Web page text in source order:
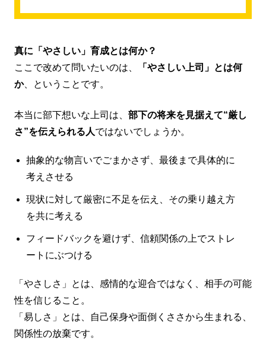
真に「やさしい」育成とは何か？
ここで改めて問いたいのは、
「やさしい上司」とは何
か、ということです。
本当に部下想いな上司は、 部下の将来を見据えて“厳し
さ”を伝えられる人ではないでしょうか。
抽象的な物言いでごまかさず、最後まで具体的に
考えさせる
現状に対して厳密に不足を伝え、その乗り越え方
を共に考える
フィードバックを避けず、信頼関係の上でストレ
ートにぶつける
「やさしさ」とは、感情的な迎合ではなく、相手の可能
性を信じること。
「易しさ」とは、自己保身や面倒くささから生まれる、
関係性の放棄です。